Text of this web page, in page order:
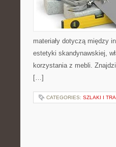
materiały dotyczą między
estetyki skandynawskiej,
korzystania z mebli.
[…]
CATEGORIES: SZLAKI I